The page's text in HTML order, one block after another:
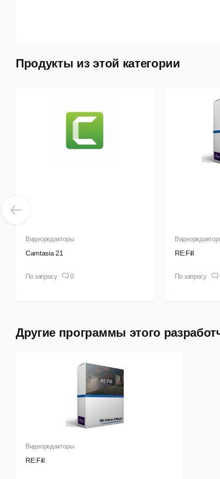
Продукты из этой категории
Видеоредакторы
Camtasia 21
По запросу 0
RE:Fill
По запросу
Другие программы этого
Видеоредакторы
RE:Fill